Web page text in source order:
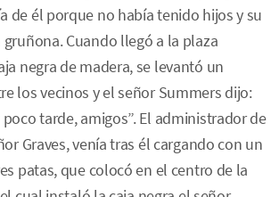
de él porque no había tenido hijos y su
Cuando llegó a la plaza
negra de madera, se levantó un
los vecinos y el señor Summers dijo:
tarde, amigos”. El administrador de
Graves, venía tras él cargando con un
patas, que colocó en el centro de la